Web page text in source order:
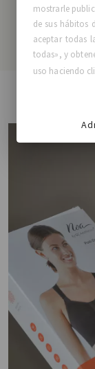
mostrarle
de sus hábitos
aceptar todas
todas», y
uso haciendo